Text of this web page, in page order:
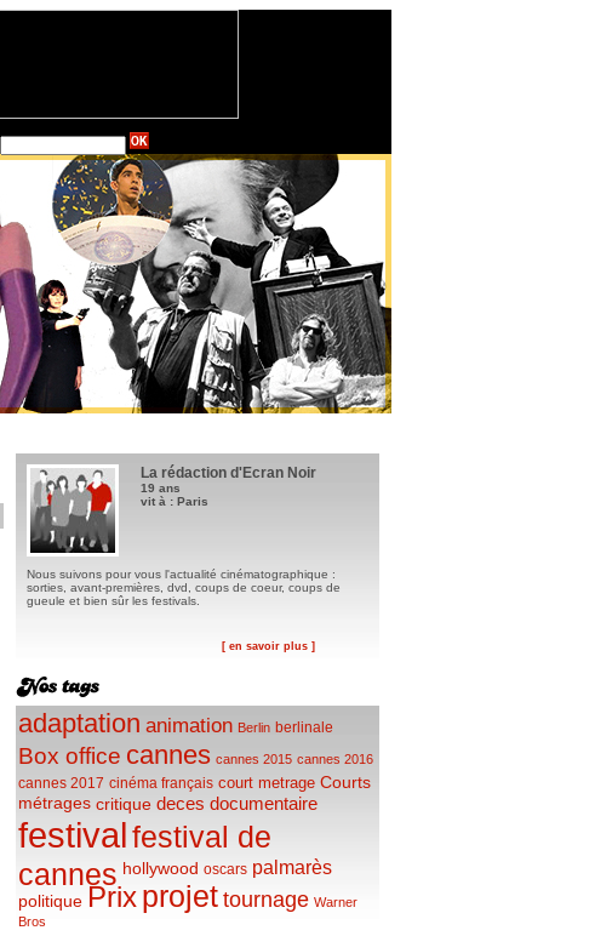
La rédaction d'Ecran Noir
19 ans
vit à : Paris
Nous suivons pour vous l'actualité cinématographique :
sorties, avant-premières, dvd, coups de coeur, coups de
gueule et bien sûr les festivals.
[ en savoir plus ]
adaptation animation Berlin berlinale
Box office cannes cannes 2015 cannes 2016
cannes 2017 cinéma français court metrage Courts
métrages critique deces documentaire
festivalfestival de
cannes hollywood oscars palmarès
politique Prixprojet tournage Warner
Bros